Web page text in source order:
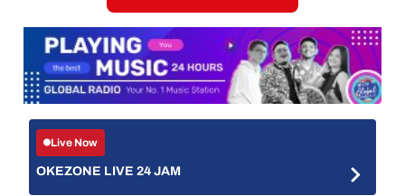
Live Now
OKEZONE LIVE 24 JAM